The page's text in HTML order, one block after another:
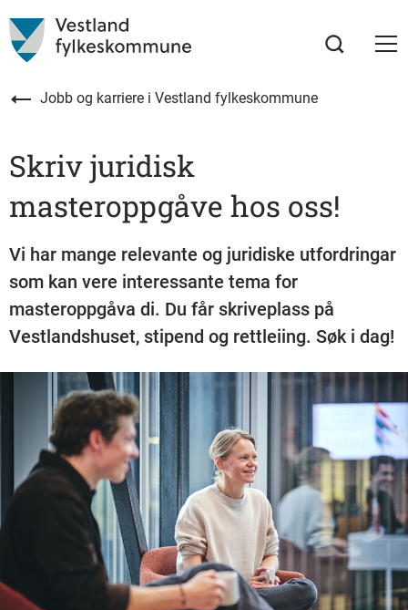
Jobb og karriere i Vestland fylkeskommune
Skriv juridisk
masteroppgåve hos oss!
Vi har mange relevante og juridiske utfordringar
som kan vere interessante tema for
masteroppgåva di. Du får skriveplass på
Vestlandshuset, stipend og rettleiing. Søk i dag!